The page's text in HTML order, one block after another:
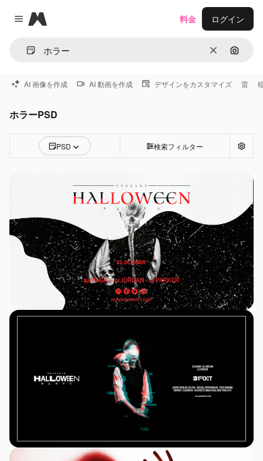
Close menu
Magnific
消去 画像で
料金 ログイン
AI 画像を作成 AI 動画を作成 デザインをカスタマイズ 雷
ホラーPSD
PSD 検索フィルター